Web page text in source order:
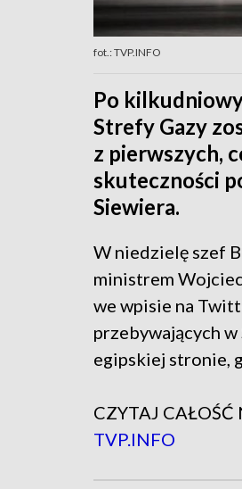
fot.: TVP.INFO
Po
Strefy Gazy
z pierwszych,
skuteczności
Siewiera.
W niedzielę szef
ministrem
we wpisie na
przebywających
egipskiej stronie,
CZYTAJ CAŁOŚĆ
TVP.INFO